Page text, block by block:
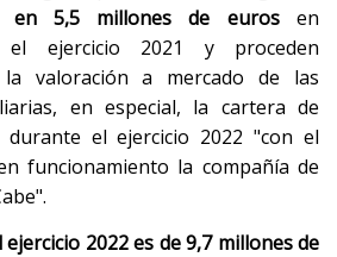
en 5,5 millones de eurosen
el ejercicio 2021 y proceden
la valoración a mercado de las
en especial, la cartera de
el ejercicio 2022 "con el
funcionamiento la compañía de
2022 es de 9,7 millones de